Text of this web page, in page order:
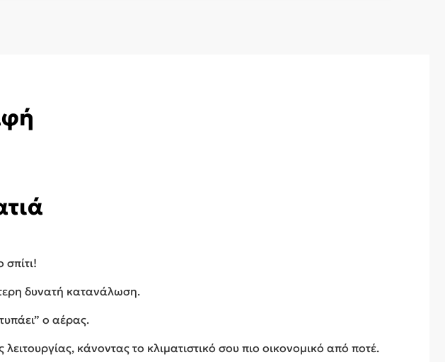
δυνατή κατανάλωση.
ο αέρας.
κάνοντας το κλιματιστικό σου πιο οικονομικό από ποτέ.